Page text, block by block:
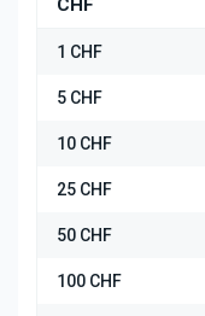
CHF
1 CHF
5 CHF
10 CHF
25 CHF
50 CHF
100 CHF